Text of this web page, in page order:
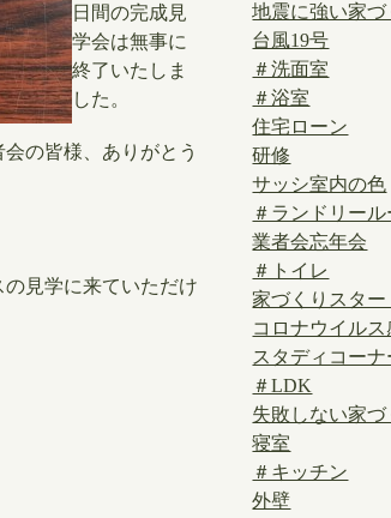
日間の完成見
学会は無事に
終了いたしま
した。
の皆様、ありがとう
見学に来ていただけ
地震に強い家づ
台風19号
＃洗面室
＃浴室
住宅ローン
研修
サッシ室内の色
＃ランドリール
業者会忘年会
＃トイレ
家づくりスター
コロナウイル
スタディコーナ
＃LDK
失敗しない家づ
寝室
＃キッチン
外壁